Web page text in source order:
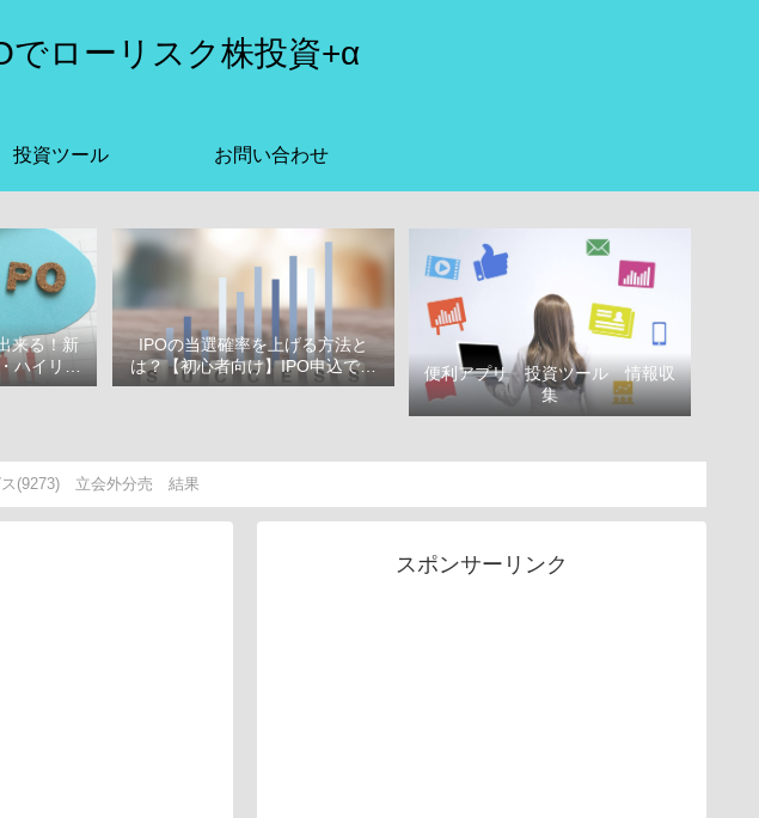
でローリスク株投資+α
投資ツール お問い合わせ
来る！新
ハイリタ
う！
IPOの当選確率を上げる方法と
は？【初心者向け】IPO申込で選
ぶべき証券会社
便利アプリ 投資ツール 情報収
集
ス(9273) 立会外分売 結果
スポンサーリンク